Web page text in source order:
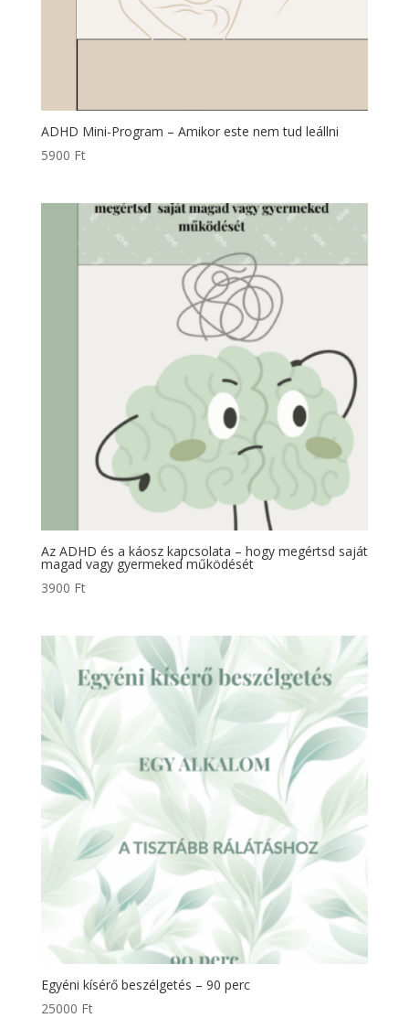
ADHD Mini-Program – Amikor este nem tud leállni
5900 Ft
Az ADHD és a káosz kapcsolata – hogy megértsd saját
magad vagy gyermeked működését
3900 Ft
Egyéni kísérő beszélgetés – 90 perc
25000 Ft